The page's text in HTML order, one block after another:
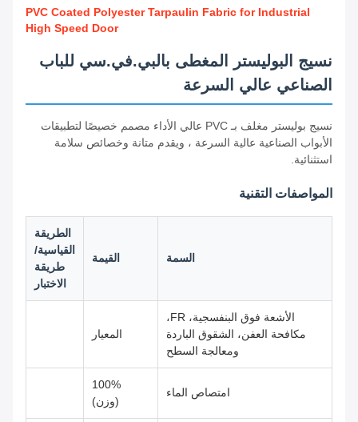
PVC Coated Polyester Tarpaulin Fabric for Industrial
High Speed Door
نسيج البوليستر المغطى بالبي.في.سي للباب
الصناعي عالي السرعة
نسيج بوليستر مغلف بـ PVC عالي الأداء مصمم خصيصًا لتطبيقات
الأبواب الصناعية عالية السرعة ، ويقدم متانة وخصائص سلامة
استثنائية.
المواصفات التقنية
السمة القيمة
الطريقة
القياسية/
طريقة
الاختبار
الأشعة فوق البنفسجية، FR،
مكافحة العفن، الشقوق الباردة
ومعالجة السطح
المعيار
امتصاص الماء
100%
(وزن)